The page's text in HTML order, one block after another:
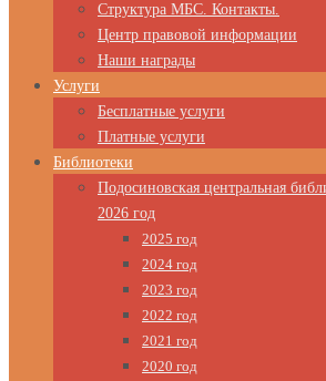
Структура МБС. Контакты.
Центр правовой информации
Наши награды
Услуги
Бесплатные услуги
Платные услуги
Библиотеки
Подосиновская центральная
2026 год
2025 год
2024 год
2023 год
2022 год
2021 год
2020 год